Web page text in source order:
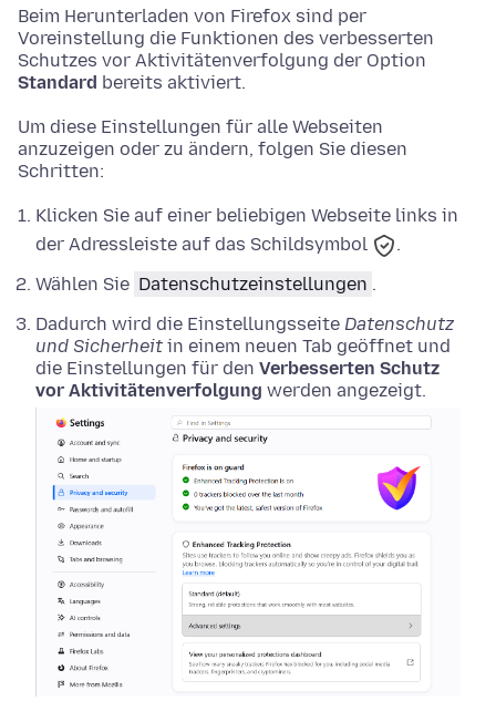
Beim Herunterladen von Firefox sind per
Voreinstellung die Funktionen des verbesserten
Schutzes vor Aktivitätenverfolgung der Option
Standard bereits aktiviert.
Um diese Einstellungen für alle Webseiten
anzuzeigen oder zu ändern, folgen Sie diesen
Schritten:
Klicken Sie auf einer beliebigen Webseite links in
der Adressleiste auf das Schildsymbol
.
Wählen Sie Datenschutzeinstellungen .
Dadurch wird die Einstellungsseite Datenschutz
und Sicherheit in einem neuen Tab geöffnet und
die Einstellungen für den Verbesserten Schutz
vor Aktivitätenverfolgung werden angezeigt.